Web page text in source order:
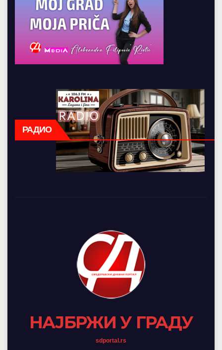
РАДИО
НАЈБРЖИ У ГРАДУ
sdportal.rs